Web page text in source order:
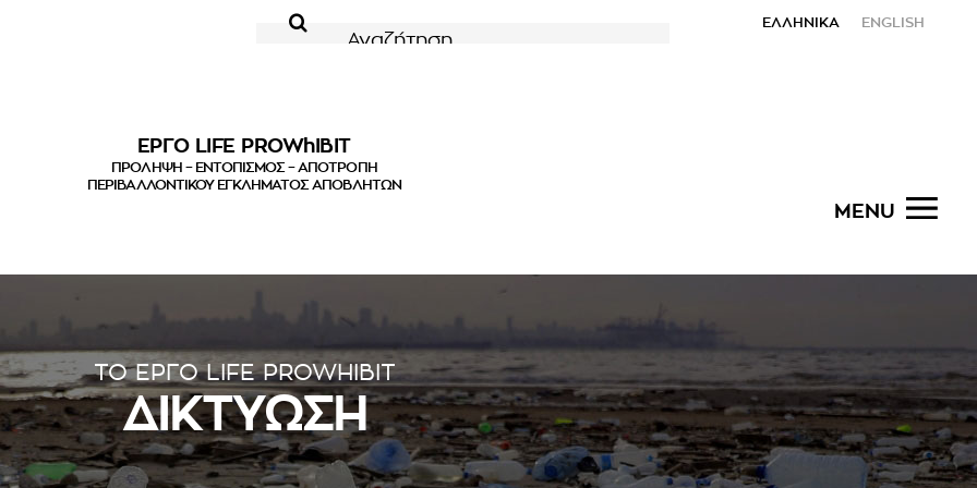
ΕΛΛΗΝΙΚΑ ENGLISH
ΕΡΓΟ LIFE PROWhIBIT
ΠΡΟΛΗΨΗ – ΕΝΤΟΠΙΣΜΟΣ – ΑΠΟΤΡΟΠΗ
ΠΕΡΙΒΑΛΛΟΝΤΙΚΟΥ ΕΓΚΛΗΜΑΤΟΣ ΑΠΟΒΛΗΤΩΝ
MENU
ΤΟ ΕΡΓΟ LIFE PROWHIBIT
ΔΙΚΤΥΩΣΗ